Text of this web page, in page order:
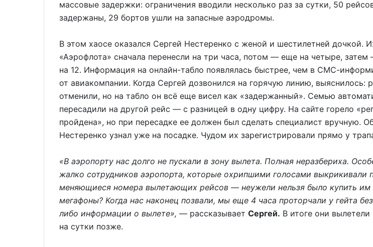
массовые задержки: ограничения вводили несколько раз за сутки, 50
задержаны, 29 бортов ушли на запасные аэродромы.
В этом хаосе оказался Сергей Нестеренко с женой и шестилетней дочкой.
«Аэрофлота» сначала перенесли на три часа, потом — еще на четыре, затем
на 12. Информация на онлайн-табло появлялась быстрее, чем в СМС-
от авиакомпании. Когда Сергей дозвонился на горячую линию, выяснилось:
отменили, но на табло он всё еще висел как «задержанный». Семью
пересадили на другой рейс — с разницей в одну цифру. На сайте горело
пройдена», но при пересадке ее должен был сделать специалист вручную.
Нестеренко узнал уже на посадке. Чудом их зарегистрировали прямо у
«В аэропорту нас долго не пускали в зону вылета. Полная неразбериха.
жалко сотрудников аэропорта, которые охрипшими голосами выкрикивали
меняющиеся номера вылетающих рейсов — неужели нельзя было купить им
мегафоны? Когда нас наконец позвали, мы еще 4 часа проторчали у гейта
либо информации о вылете», — рассказывает Сергей. В итоге они
на сутки позже.